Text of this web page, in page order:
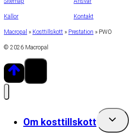
Källor Kontakt
Macropal » Kosttillskott » Prestation » PWO
© 2026 Macropal
Om kosttillskott
Toggle
menu